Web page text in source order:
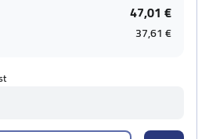
47,01 €
37,61 €